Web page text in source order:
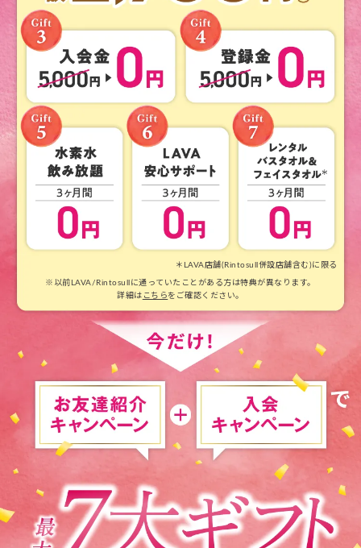
＊LAVA店舗(Rintosull併設店舗含む)に限る
※以前LAVA/Rintosullに通っていたことがある方は特典が異なります。
詳細は こちら をご確認ください。